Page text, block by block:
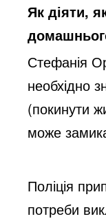
Як діяти,
Стефанія
необхідно
(покинути
може
Поліція
потреби